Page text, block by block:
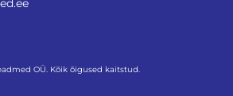
OÜ. Kõik õigused kaitstud.